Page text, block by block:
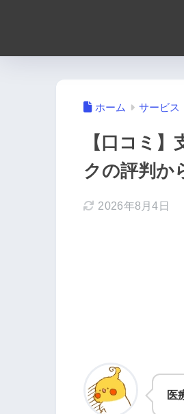
ホーム サービス
【口コミ
クの評判か
2026年8月4日
医